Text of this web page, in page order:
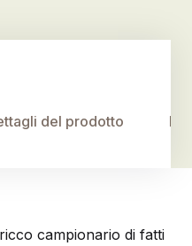
del prodotto
campionario di fatti